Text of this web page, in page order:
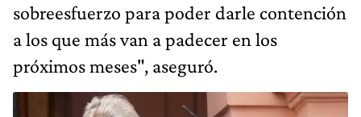
sobreesfuerzo para poder darle contención
a los que más van a padecer en los
próximos meses", aseguró.